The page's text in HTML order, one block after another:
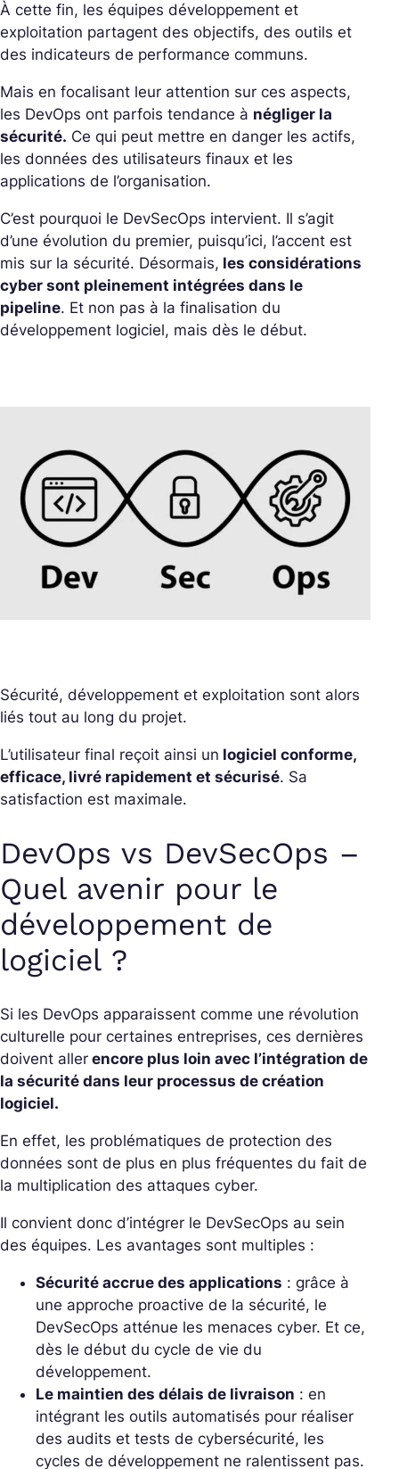
À cette fin, les équipes développement et
exploitation partagent des objectifs, des outils et
des indicateurs de performance communs.
Mais en focalisant leur attention sur ces aspects,
les DevOps ont parfois tendance à négliger la
sécurité. Ce qui peut mettre en danger les actifs,
les données des utilisateurs finaux et les
applications de l’organisation.
C’est pourquoi le DevSecOps intervient. Il s’agit
d’une évolution du premier, puisqu’ici, l’accent est
mis sur la sécurité. Désormais, les considérations
cyber sont pleinement intégrées dans le
pipeline. Et non pas à la finalisation du
développement logiciel, mais dès le début.
Sécurité, développement et exploitation sont alors
liés tout au long du projet.
L’utilisateur final reçoit ainsi un logiciel conforme,
efficace, livré rapidement et sécurisé. Sa
satisfaction est maximale.
DevOps vs DevSecOps –
Quel avenir pour le
développement de
logiciel ?
Si les DevOps apparaissent comme une révolution
culturelle pour certaines entreprises, ces dernières
doivent aller encore plus loin avec l’intégration de
la sécurité dans leur processus de création
logiciel.
En effet, les problématiques de protection des
données sont de plus en plus fréquentes du fait de
la multiplication des attaques cyber.
Il convient donc d’intégrer le DevSecOps au sein
des équipes. Les avantages sont multiples :
Sécurité accrue des applications : grâce à
une approche proactive de la sécurité, le
DevSecOps atténue les menaces cyber. Et ce,
dès le début du cycle de vie du
développement.
Le maintien des délais de livraison : en
intégrant les outils automatisés pour réaliser
des audits et tests de cybersécurité, les
cycles de développement ne ralentissent pas.